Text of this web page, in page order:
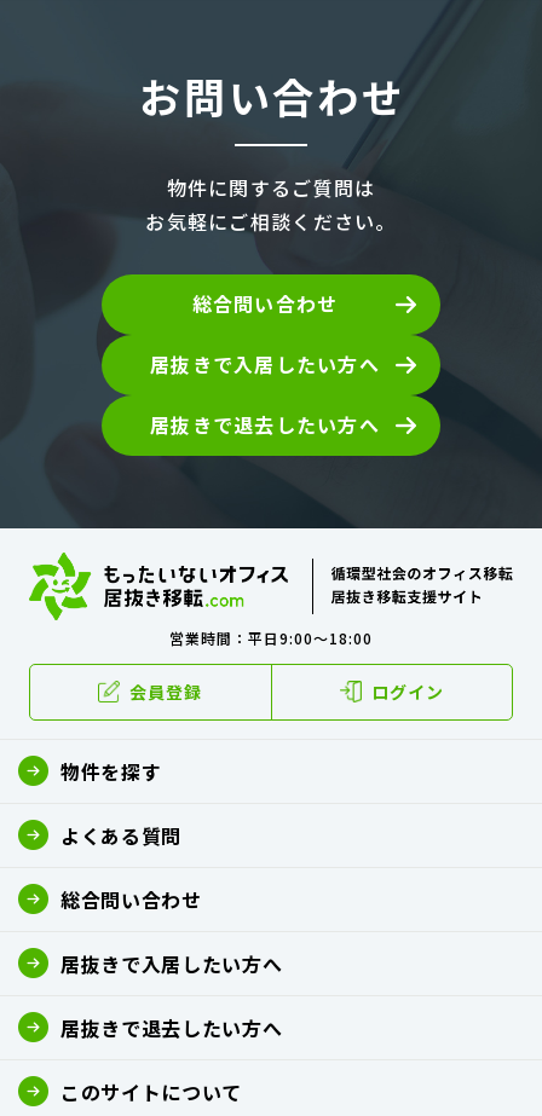
お問い合わせ
物件に関するご質問は
お気軽にご相談ください。
総合問い合わせ
居抜きで入居したい方へ
居抜きで退去したい方へ
営業時間：平日9:00～18:00
会員登録 ログイン
物件を探す
よくある質問
総合問い合わせ
居抜きで入居したい方へ
居抜きで退去したい方へ
このサイトについて